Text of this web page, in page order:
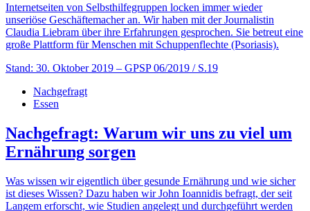
Internetseiten von Selbsthilfegruppen locken immer wieder
unseriöse Geschäftemacher an. Wir haben mit der Journalistin
Claudia Liebram über ihre Erfahrungen gesprochen. Sie betreut eine
große Plattform für Menschen mit Schuppenflechte (Psoriasis).
Stand: 30. Oktober 2019 – GPSP 06/2019 / S.19
Nachgefragt
Essen
Nachgefragt: Warum wir uns zu viel um
Ernährung sorgen
Was wissen wir eigentlich über gesunde Ernährung und wie sicher
ist dieses Wissen? Dazu haben wir John Ioannidis befragt, der seit
Langem erforscht, wie Studien angelegt und durchgeführt werden